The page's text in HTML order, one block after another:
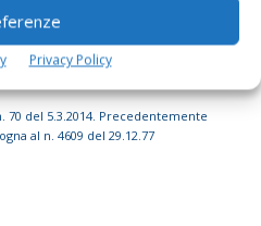
Privacy Policy
Sede legale Via Eritrea 21 -
70 del 5.3.2014. Precedentemente
al n. 4609 del 29.12.77